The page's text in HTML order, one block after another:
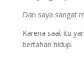
Dan saya sangat
Karena saat itu
bertahan hidup.